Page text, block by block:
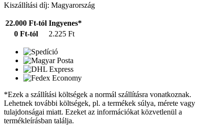
Kiszállítási díj: Magyarország
22.000 Ft-tól Ingyenes*
0 Ft-tól
2.225 Ft
*Ezek a szállítási költségek a normál szállításra vonatkoznak.
Lehetnek további költségek, pl. a termékek súlya, mérete vagy
tulajdonságai miatt. Ezeket az információkat közvetlenül a
termékleírásban találja.